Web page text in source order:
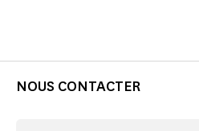
NOUS CONTACTER